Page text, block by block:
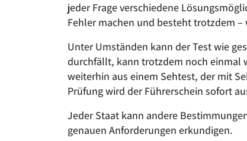
jeder Frage verschiedene
Fehler machen und besteht trotzdem
Unter Umständen kann der Test wie
durchfällt, kann trotzdem noch einmal
weiterhin aus einem Sehtest, der mit
Prüfung wird der Führerschein sofort
Jeder Staat kann andere
genauen Anforderungen erkundigen.